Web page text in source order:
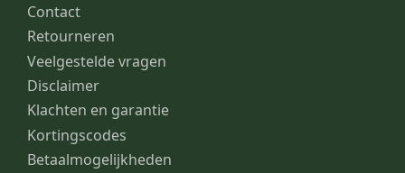
Contact
Retourneren
Veelgestelde vragen
Disclaimer
Klachten en garantie
Kortingscodes
Betaalmogelijkheden